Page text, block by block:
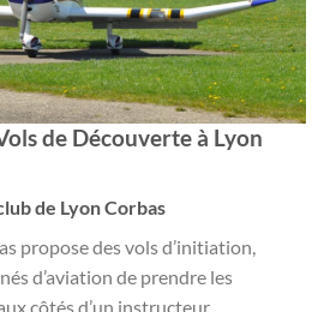
de Découverte à Lyon
de Lyon Corbas
propose des vols d’initiation,
d’aviation de prendre les
côtés d’un instructeur